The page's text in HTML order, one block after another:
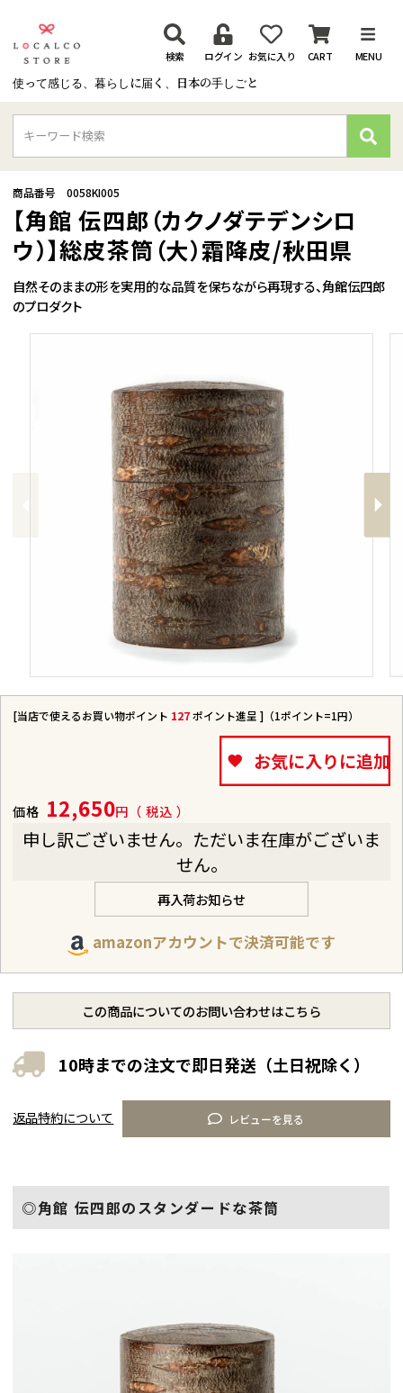
使って感じる、暮らしに届く、日本の手しごと
検索 ログイン お気に入り CART MENU
検
索
Previous
自然そのままの形を実用的な品質を保ちながら再現する、角館伝四郎
のプロダクト
【角館 伝四郎（カクノダテデンシロ
ウ）】総皮茶筒（大）霜降皮/秋田県
商品番号 0058KI005
[当店で使えるお買い物ポイント 127ポイント進呈 ]（1ポイント=1円）
価格 12,650 税込
申し訳ございません。ただいま在庫がございま
せん。
お気に入りに追加
再入荷お知らせ
amazonアカウントで決済可能です
10時までの注文で即日発送（土日祝除く）
この商品についてのお問い合わせはこちら
レビューを見る
返品特約について
◎角館 伝四郎のスタンダードな茶筒